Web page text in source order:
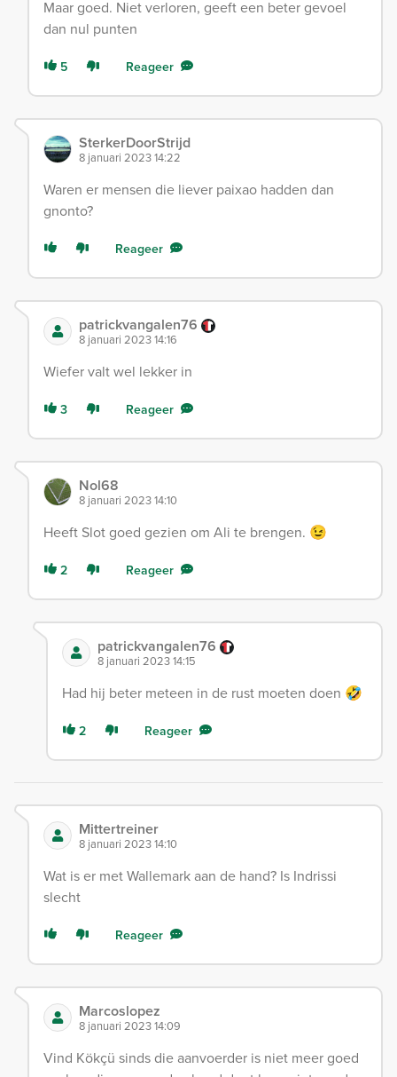
Maar goed. Niet verloren, geeft een beter gevoel
dan nul punten
5 Reageer
SterkerDoorStrijd
8 januari 2023 14:22
Waren er mensen die liever paixao hadden dan
gnonto?
Reageer
patrickvangalen76
8 januari 2023 14:16
Wiefer valt wel lekker in
3 Reageer
Nol68
8 januari 2023 14:10
Heeft Slot goed gezien om Ali te brengen. 😉
2 Reageer
patrickvangalen76
8 januari 2023 14:15
Had hij beter meteen in de rust moeten doen 🤣
2 Reageer
Mittertreiner
8 januari 2023 14:10
Wat is er met Wallemark aan de hand? Is Indrissi
slecht
Reageer
Marcoslopez
8 januari 2023 14:09
Vind Kökçü sinds die aanvoerder is niet meer goed